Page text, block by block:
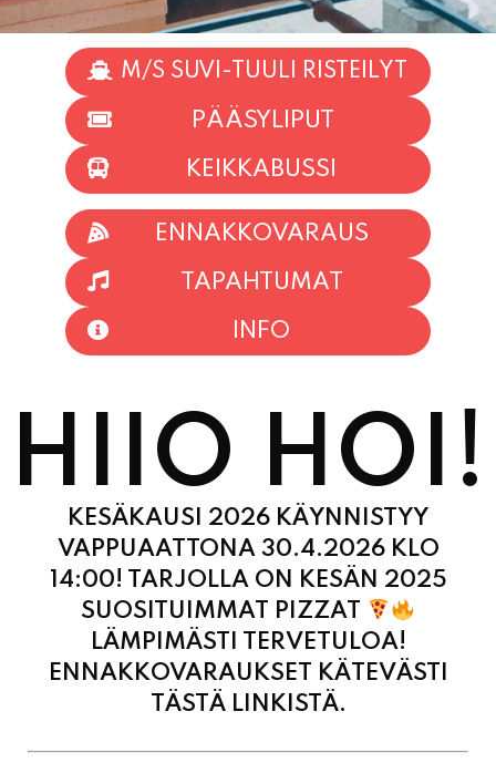
M/S SUVI-TUULI RISTEILYT
PÄÄSYLIPUT
KEIKKABUSSI
ENNAKKOVARAUS
TAPAHTUMAT
INFO
HIIO HOI!
KESÄKAUSI 2026 KÄYNNISTYY
VAPPUAATTONA 30.4.2026 KLO
14:00! TARJOLLA ON KESÄN 2025
SUOSITUIMMAT PIZZAT
LÄMPIMÄSTI TERVETULOA!
ENNAKKOVARAUKSET KÄTEVÄSTI
TÄSTÄ LINKISTÄ.